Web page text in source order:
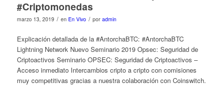
#Criptomonedas
marzo 13, 2019 / en En Vivo / por admin
Explicación detallada de la #AntorchaBTC: #AntorchaBTC
Lightning Network Nuevo Seminario 2019 Opsec: Seguridad de
Criptoactivos Seminario OPSEC: Seguridad de Criptoactivos –
Acceso inmediato Intercambios cripto a cripto con comisiones
muy competitivas gracias a nuestra colaboración con Coinswitch.